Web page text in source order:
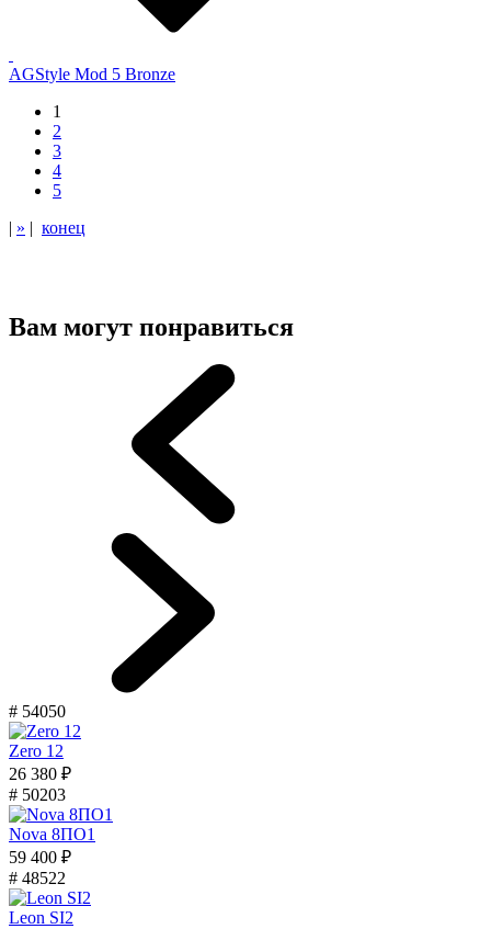
AGStyle Mod 5 Bronze
1
2
3
4
5
| » | конец
Вам могут понравиться
# 54050
Zero 12
26 380 ₽
# 50203
Nova 8ПО1
59 400 ₽
# 48522
Leon SI2